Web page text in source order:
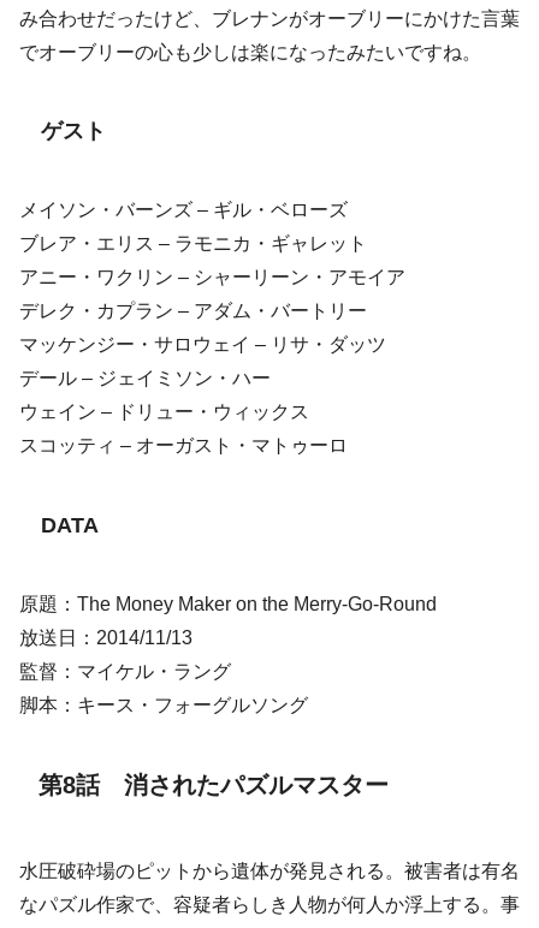
み合わせだったけど、ブレナンがオーブリーにかけた言葉
でオーブリーの心も少しは楽になったみたいですね。
ゲスト
メイソン・バーンズ – ギル・ベローズ
ブレア・エリス – ラモニカ・ギャレット
アニー・ワクリン – シャーリーン・アモイア
デレク・カプラン – アダム・バートリー
マッケンジー・サロウェイ – リサ・ダッツ
デール – ジェイミソン・ハー
ウェイン – ドリュー・ウィックス
スコッティ – オーガスト・マトゥーロ
DATA
原題：The Money Maker on the Merry-Go-Round
放送日：2014/11/13
監督：マイケル・ラング
脚本：キース・フォーグルソング
第8話 消されたパズルマスター
水圧破砕場のピットから遺体が発見される。被害者は有名
なパズル作家で、容疑者らしき人物が何人か浮上する。事